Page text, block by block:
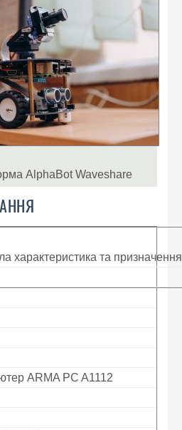
AlphaBot Waveshare
характеристика та призначення
ARMA PC A1112